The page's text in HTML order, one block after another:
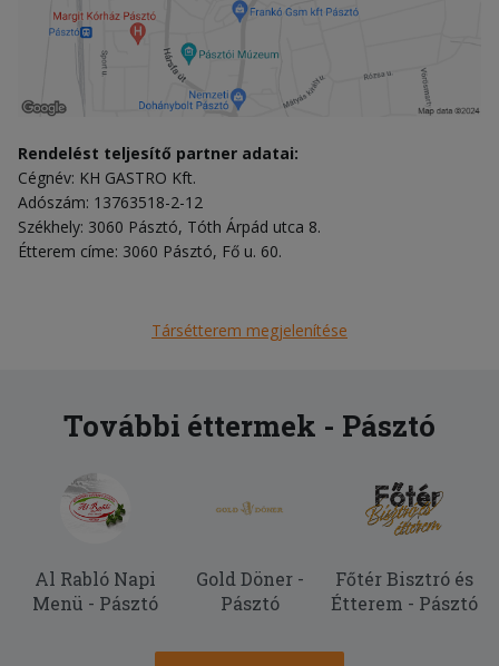
Rendelést teljesítő partner adatai:
Cégnév: KH GASTRO Kft.
Adószám: 13763518-2-12
Székhely: 3060 Pásztó, Tóth Árpád utca 8.
Étterem címe: 3060 Pásztó, Fő u. 60.
Társétterem megjelenítése
További éttermek - Pásztó
Al Rabló Napi
Menü - Pásztó
Gold Döner -
Pásztó
Főtér Bisztró és
Étterem - Pásztó